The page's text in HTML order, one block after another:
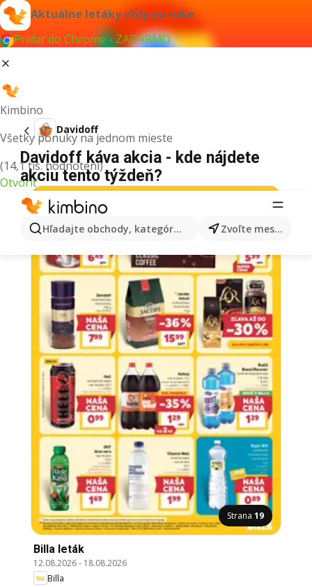
Aktuálne letáky vždy po ruke
Pridať do Chrome - ZADARMO
Kimbino
Všetky ponuky na jednom mieste
(14,1 tis. hodnotení)
Otvoriť
Hľadajte obchody, kategórie, produkty... Zvoľte mesto
Davidoff
Davidoff káva akcia - kde nájdete
akciu tento týždeň?
Strana 19
Billa leták
12.08.2026- 18.08.2026
Billa